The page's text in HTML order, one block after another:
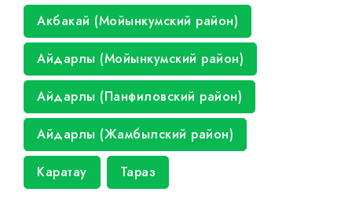
Акбакай (Мойынкумский район)
Айдарлы (Мойынкумский район)
Айдарлы (Панфиловский район)
Айдарлы (Жамбылский район)
Каратау Тараз